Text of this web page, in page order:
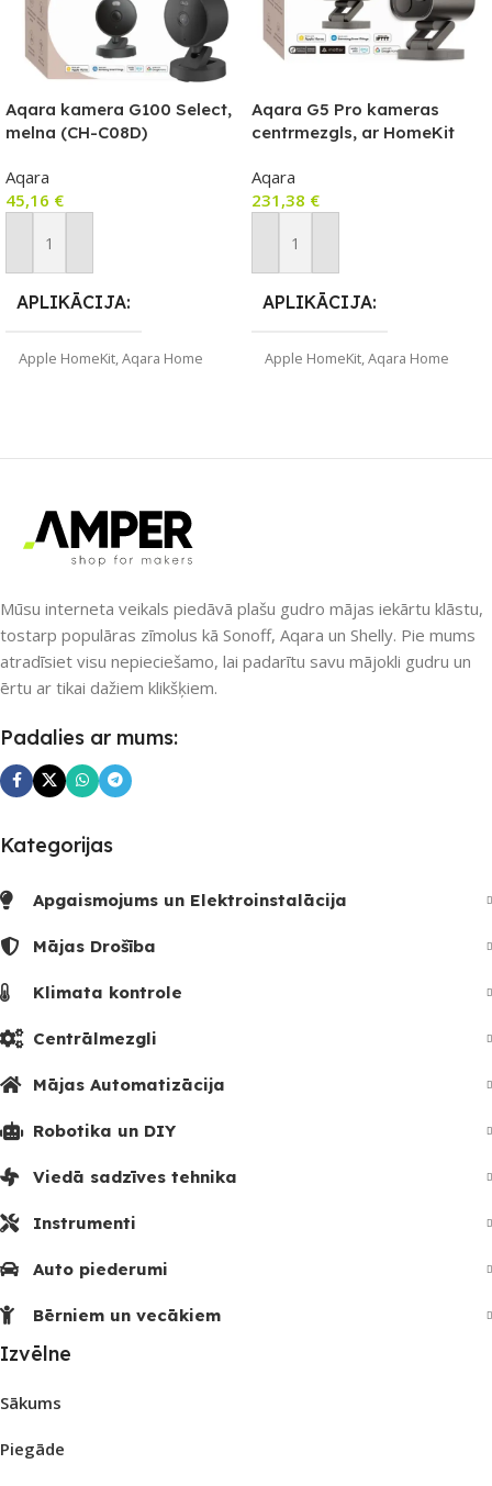
Aqara kamera G100 Select,
melna (CH-C08D)
Aqara
45,16 €
Pievienot Grozam
APLIKĀCIJA
Apple HomeKit,Aqara Home
PIEEJAMS UZREIZ
Nē
UZREIZ PIEEJAMAIS
SKAITS
Aqara G5 Pro kameras
centrmezgls, ar HomeKit
kamera ar iebūvētu Zigbee
un Thread vārteju, Wi-Fi
Aqara
231,38 €
Pievienot Grozam
APLIKĀCIJA
Apple HomeKit,Aqara Home
PIEEJAMS UZREIZ
Nē
Mūsu interneta veikals piedāvā plašu gudro mājas iekārtu klāstu,
tostarp populāras zīmolus kā Sonoff, Aqara un Shelly. Pie mums
atradīsiet visu nepieciešamo, lai padarītu savu mājokli gudru un
ērtu ar tikai dažiem klikšķiem.
Padalies ar mums:
Kategorijas
Apgaismojums un Elektroinstalācija
Mājas Drošība
Klimata kontrole
Centrālmezgli
Mājas Automatizācija
Robotika un DIY
Viedā sadzīves tehnika
Instrumenti
Auto piederumi
Bērniem un vecākiem
Izvēlne
Sākums
Piegāde